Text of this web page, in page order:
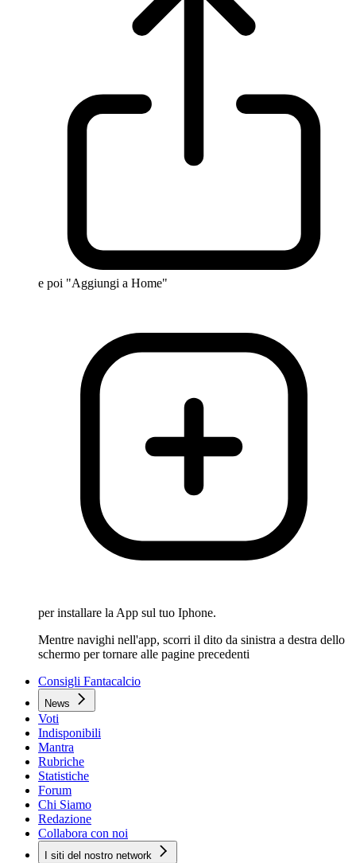
e poi "Aggiungi a Home"
per installare la App sul tuo Iphone.
Mentre navighi nell'app, scorri il dito da sinistra a destra dello
schermo per tornare alle pagine precedenti
Consigli Fantacalcio
News
Voti
Indisponibili
Mantra
Rubriche
Statistiche
Forum
Chi Siamo
Redazione
Collabora con noi
I siti del nostro network